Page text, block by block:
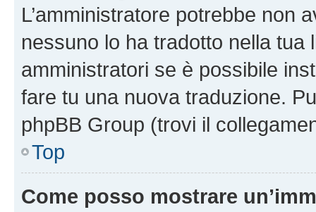
L’amministratore potrebbe non
nessuno lo ha tradotto nella tua
amministratori se è possibile
fare tu una nuova traduzione.
phpBB Group (trovi il
Top
Come posso mostrare